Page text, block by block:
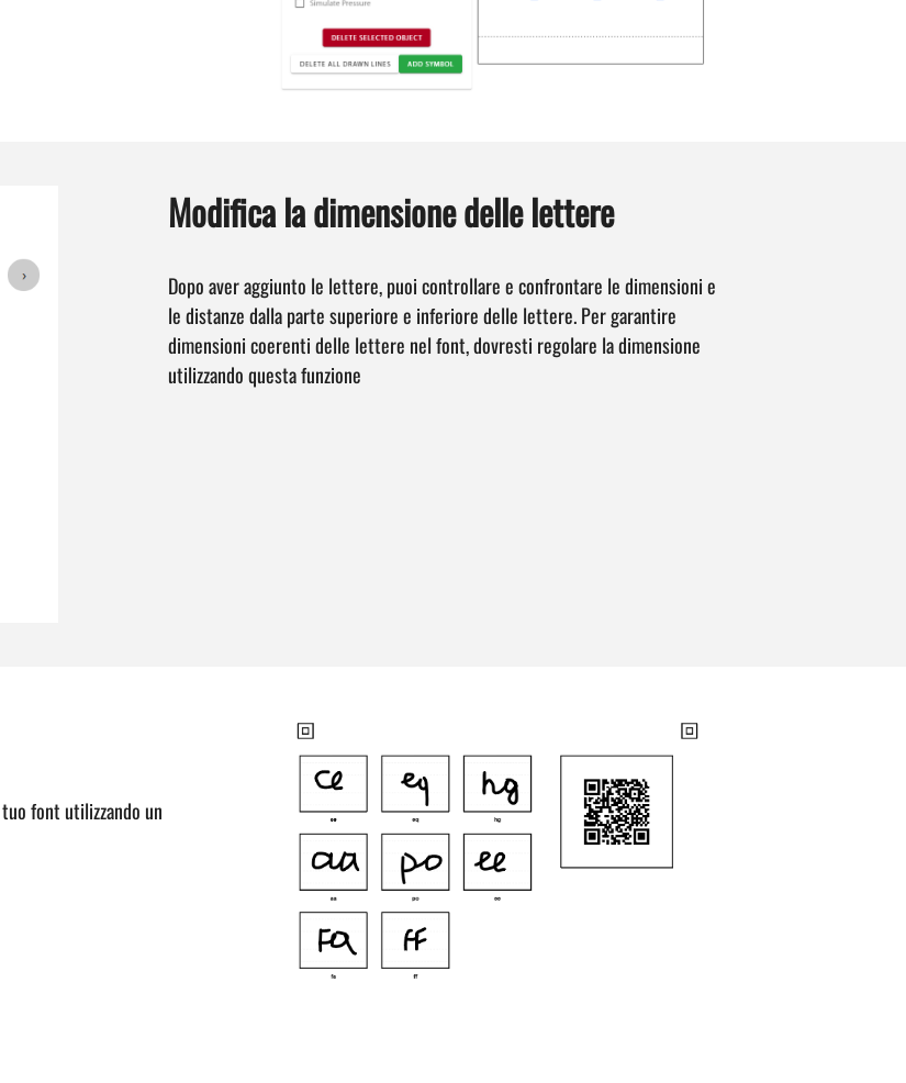
Modifica la dimensione delle lettere
Dopo aver aggiunto le lettere, puoi controllare e confrontare le dimensioni e
le distanze dalla parte superiore e inferiore delle lettere. Per garantire
dimensioni coerenti delle lettere nel font, dovresti regolare la dimensione
utilizzando questa funzione
font utilizzando un